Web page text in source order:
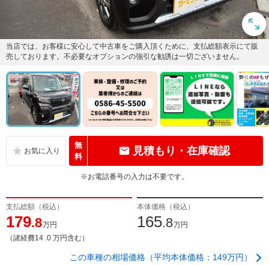
当店では、お客様に安心して中古車をご購入頂くために、支払総額表示にて販
売しております。不必要なオプションの強引な勧誘は一切ございません。
無
料
見積もり・在庫確認
※お電話番号の入力は不要です。
支払総額（税込）
179.8万円
（諸経費14 .0 万円含む）
本体価格（税込）
165.8万円
この車種の相場価格（平均本体価格：149万円）